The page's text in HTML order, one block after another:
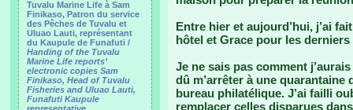
Tuvalu Marine Life à Sam
Finikaso, Patron du service
des Pêches de Tuvalu et
Uluao Lauti, représentant
du Kaupule de Funafuti /
Handing of the Tuvalu
Marine Life reports’
electronic copies Sam
Finikaso, Head of Tuvalu
Fisheries and Uluao Lauti,
Funafuti Kaupule
Entre hier et aujourd’hui, j’ai
hôtel et Grace pour les
Je ne sais pas comment
dû m’arrêter à une
bureau philatélique. J’ai failli
remplacer celles disparues